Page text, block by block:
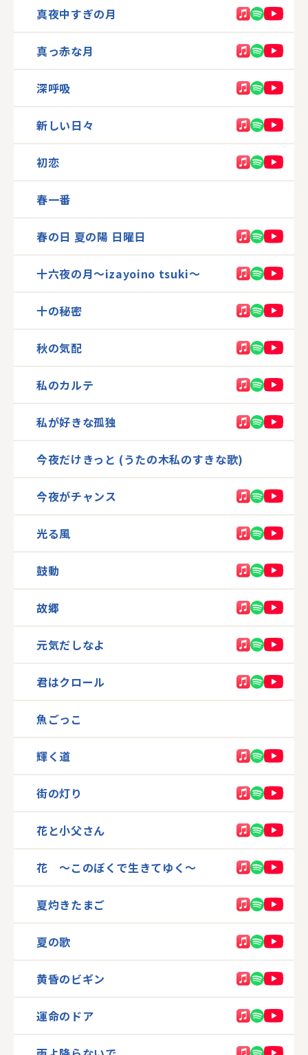
真夜中すぎの月
真っ赤な月
深呼吸
新しい日々
初恋
春一番
春の日 夏の陽 日曜日
十六夜の月〜izayoino tsuki〜
十の秘密
秋の気配
私のカルテ
私が好きな孤独
今夜だけきっと (うたの木私のすきな歌)
今夜がチャンス
光る風
鼓動
故郷
元気だしなよ
君はクロール
魚ごっこ
輝く道
街の灯り
花と小父さん
花 〜このぼくで生きてゆく〜
夏灼きたまご
夏の歌
黄昏のビギン
運命のドア